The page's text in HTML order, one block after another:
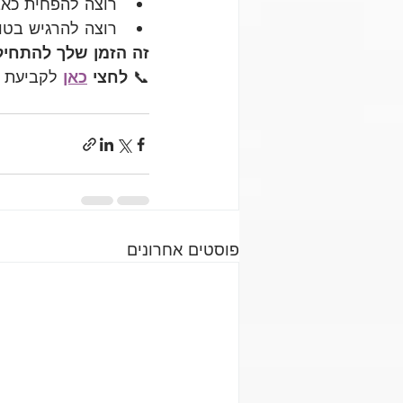
רוצה להרגיש
זה הזמן שלך
📞 לחצי כאן לקביעת
פוסטים אחרונים